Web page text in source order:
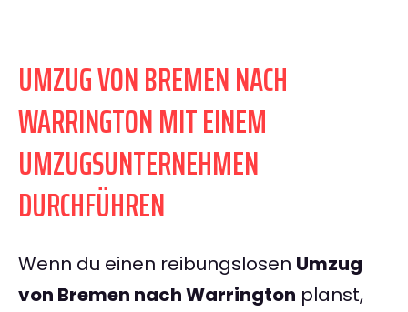
UMZUG VON BREMEN NACH
WARRINGTON MIT EINEM
UMZUGSUNTERNEHMEN
DURCHFÜHREN
Wenn du einen reibungslosen Umzug
von Bremen nach Warrington planst,